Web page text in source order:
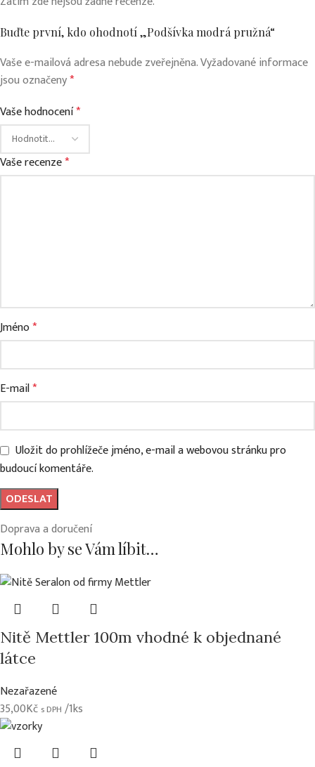
Buďte první, kdo ohodnotí „Podšívka modrá pružná“
Vaše e-mailová adresa nebude zveřejněna.Vyžadované informace
jsou označeny*
Vaše hodnocení*
Vaše recenze*
Jméno*
E-mail*
Uložit do prohlížeče jméno, e-mail a webovou stránku pro
budoucí komentáře.
Doprava a doručení
Mohlo by se Vám líbit…
Nitě Mettler 100m vhodné k objednané
látce
Nezařazené
35,00Kč s DPH /1ks